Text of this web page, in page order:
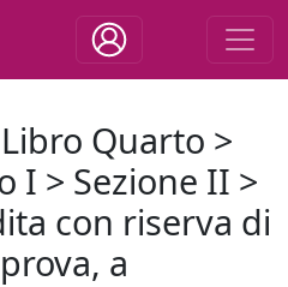
Quarto >
I > Sezione II >
con riserva di
a